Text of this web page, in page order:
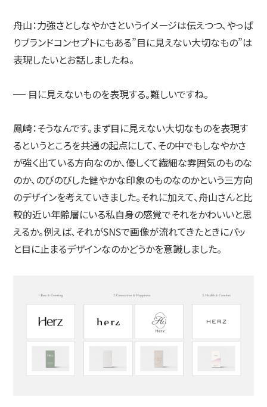
舟山：力強さとしなやかさというイメージは伝えつつ、やっぱ
りブランドコンセプトにもある”目に見えない大切なもの”は
表現したいとお話しましたね。
目に見えないものを表現する。難しいですね。
鳳崎：そうなんです。まず目に見えない大切なものを表現す
るというところを共通の起点にして、その中でもしなやかさ
が強く出ている方向なのか、優しくて繊細な雰囲気のものな
のか、のびのびした健やかな印象のものなのかという三方向
のデザインを考えていきました。それに加えて、舟山さんと比
較的近い年齢層にいる私自身の感覚でそれをかわいいと思
えるか。例えば、それがSNSで画像が流れてきたときにパッ
と目に止まるデザインなのかどうかを意識しました。